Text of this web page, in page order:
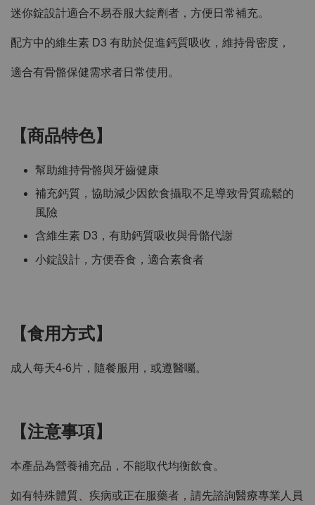
迷你錠設計適合不易吞服大錠劑者，方便日常補充。
配方中的維生素 D3 有助於促進鈣質吸收，維持骨密度，
適合有骨骼保健需求者日常使用。
【商品特色】
幫助維持骨骼與牙齒健康
補充鈣質，協助減少因飲食攝取不足導致骨質疏鬆的
風險
含維生素 D3，有助鈣質吸收與骨骼代謝
小錠設計，方便吞食，適合素食者
【食用方式】
成人每天4-6片，隨餐服用，或遵醫囑。
【注意事項】
本產品為營養補充品，不能取代均衡飲食。
如有特殊體質、疾病或正在服藥者，請先諮詢醫療專業人員